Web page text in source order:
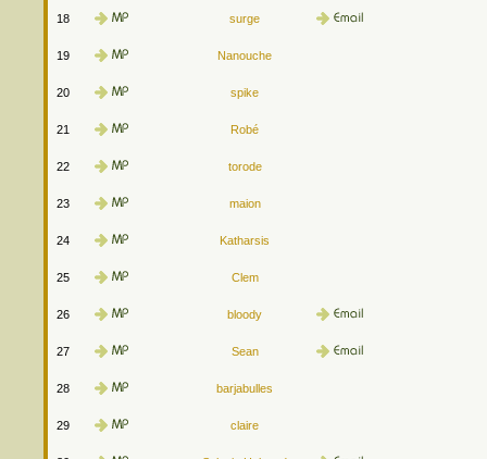
18 surge
19 Nanouche
20 spike
21 Robé
22 torode
23 maion
24 Katharsis
25 Clem
26 bloody
27 Sean
28 barjabulles
29 claire